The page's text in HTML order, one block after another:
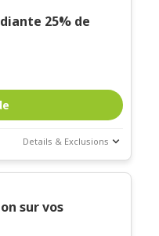
120€"
25% de
Details & Exclusions
sur vos